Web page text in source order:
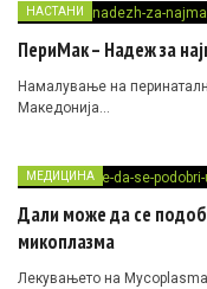
НАСТАНИ
ПериМак – Надеж за
Намалување на
Македонија…
МЕДИЦИНА
Дали може да се
микоплазма
Лекувањето на